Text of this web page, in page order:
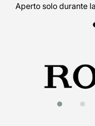
Aperto solo durante